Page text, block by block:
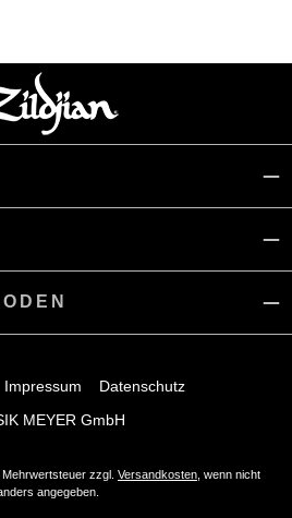
Impressum
Datenschutz
MEYER GmbH
zzgl. Versandkosten , wenn nicht
angegeben.